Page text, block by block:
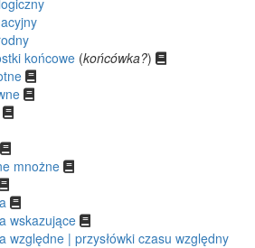
końcowe (końcówka?)
mnożne
wskazujące
względne | przysłówki czasu względny